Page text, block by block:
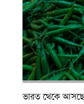
ভারত থেকে